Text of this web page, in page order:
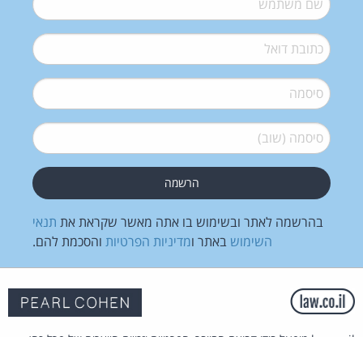
דואל*
סיסמה*
סיסמה (שוב)*
בהרשמה לאתר ובשימוש בו אתה מאשר שקראת את תנאי
השימוש באתר ומדיניות הפרטיות והסכמת להם.